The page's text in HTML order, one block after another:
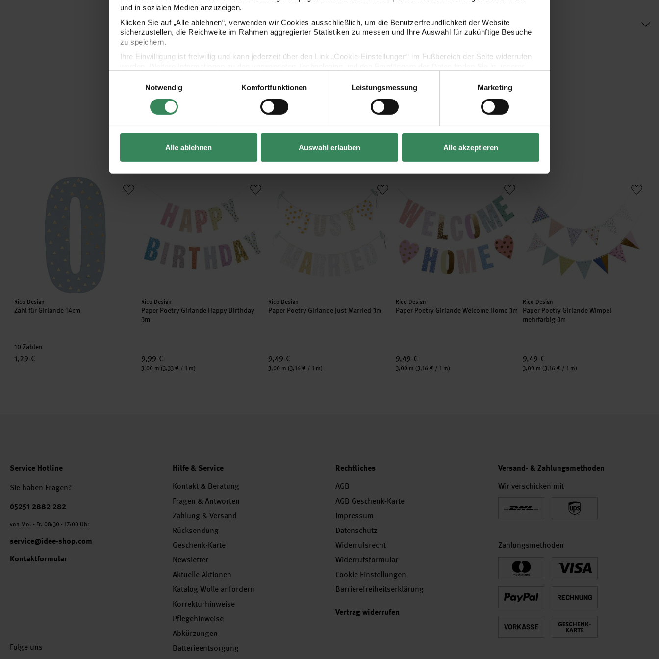
und in sozialen Medien anzuzeigen.
Klicken Sie auf „Alle ablehnen“, verwenden wir Cookies ausschließlich, um die Benutzerfreundlichkeit der Website
sicherzustellen, die Reichweite im Rahmen aggregierter Statistiken zu messen und Ihre Auswahl für zukünftige Besuche
zu speichern.
Ihre Einwilligung ist freiwillig und kann jederzeit über den Link „Cookie-Einstellungen“ im Fußbereich der Seite widerrufen
Impressum
Datenschutz Vertrag widerrufen
Notwendig
Komfortfunktionen Leistungsmessung Marketing
Alle ablehnen Auswahl erlauben Alle akzeptieren
Hersteller
Kaufempfehlung
Zahl für Girlande 14cm
Hersteller:
Rico Design
Zahl für Girlande 14cm
10 Zahlen
1,29 €
Hersteller:
Rico Design
Paper Poetry Girlande Happy Birthday
3m
9,99 €
Inhalt:
3,00 m (3,33 € / 1 m)
Hersteller:
Rico Design
Paper Poetry Girlande Just Married 3m
9,49 €
Inhalt:
3,00 m (3,16 € / 1 m)
Hersteller:
Rico Design
Paper Poetry Girlande Welcome Home 3m
9,49 €
Inhalt:
3,00 m (3,16 € / 1 m)
Hersteller:
Rico Design
Paper Poetry Girlande Wimpel
mehrfarbig 3m
9,49 €
Inhalt:
3,00 m (3,16 € / 1 m)
Service Hotline
Sie haben Fragen?
Telefonnummer
05251 2882 282
von Mo. - Fr. 08:30 - 17:00 Uhr
service@idee-shop.com
Kontaktformular
Folge uns
Hilfe & Service
Kontakt & Beratung
Fragen & Antworten
Zahlung & Versand
Rücksendung
Geschenk-Karte
Newsletter
Aktuelle Aktionen
Katalog Wolle anfordern
Korrekturhinweise
Pflegehinweise
Abkürzungen
Batterieentsorgung
Rechtliches
AGB
AGB Geschenk-Karte
Impressum
Datenschutz
Widerrufsrecht
Widerrufsformular
Cookie Einstellungen
Barrierefreiheitserklärung
Vertrag widerrufen
Versand- & Zahlungsmethoden
Wir verschicken mit
Zahlungsmethoden